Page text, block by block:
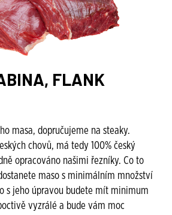
FLANK
masa, dopručujeme na steaky.
chovů, má tedy 100% český
opracováno našimi řezníky. Co to
maso s minimálním množství
s jeho úpravou budete mít minimum
vyzrálé a bude vám moc